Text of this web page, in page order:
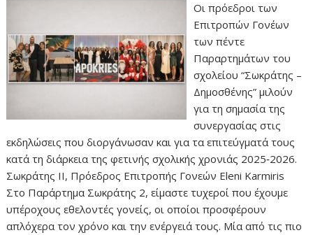
Οι πρόεδροι των
Επιτροπών Γονέων
των πέντε
Παραρτημάτων του
σχολείου “Σωκράτης –
Δημοσθένης” μιλούν
για τη σημασία της
συνεργασίας στις
εκδηλώσεις που διοργάνωσαν και για τα επιτεύγματά τους
κατά τη διάρκεια της φετινής σχολικής χρονιάς 2025‑2026.
Σωκράτης ΙΙ, Πρόεδρος Επιτροπής Γονεών Eleni Karmiris
Στο Παράρτημα Σωκράτης 2, είμαστε τυχεροί που έχουμε
υπέροχους εθελοντές γονείς, οι οποίοι προσφέρουν
απλόχερα τον χρόνο και την ενέργειά τους. Μία από τις πιο